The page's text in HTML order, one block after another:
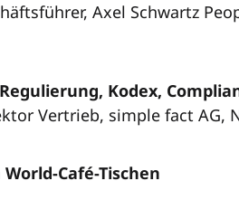
Axel Schwartz
Kodex,
Vertrieb, simple fact AG,
Café-Tischen